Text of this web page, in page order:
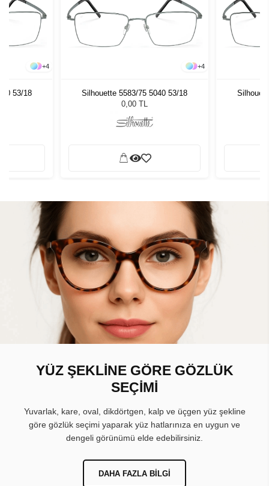
+4
53/18
+4
Silhouette 5583/75 5040 53/18
0,00 TL
YÜZ ŞEKLİNE GÖRE GÖZLÜK
SEÇİMİ
Yuvarlak, kare, oval, dikdörtgen, kalp ve üçgen yüz şekline
göre gözlük seçimi yaparak yüz hatlarınıza en uygun ve
dengeli görünümü elde edebilirsiniz.
DAHA FAZLA BILGI